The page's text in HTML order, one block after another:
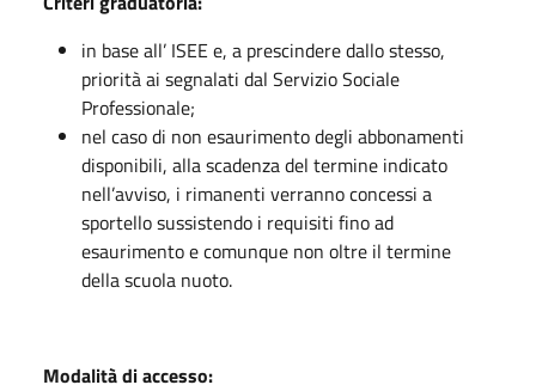
in base all’ ISEE e, a prescindere dallo stesso,
priorità ai segnalati dal Servizio Sociale
Professionale;
nel caso di non esaurimento degli abbonamenti
disponibili, alla scadenza del termine indicato
nell’avviso, i rimanenti verranno concessi a
sportello sussistendo i requisiti fino ad
esaurimento e comunque non oltre il termine
della scuola nuoto.
Modalità di accesso: